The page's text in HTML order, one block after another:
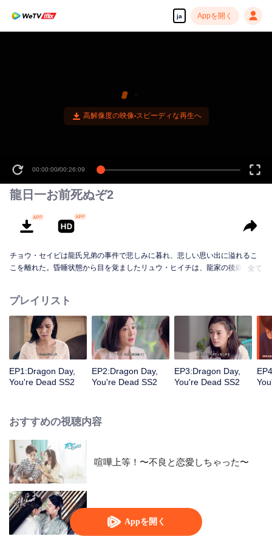
ja Appを開く
Appを開く
00:00:00/00:26:09
龍日一お前死ぬぞ2
チョウ・セイビは龍氏兄弟の事件で悲しみに暮れ、悲しい思い出に溢れるこ
こを離れた。昏睡状態から目を覚ましたリュウ・ヒイチは、龍家の後継者で
きたリュウ・カイイチは正式にリュウ・ヒイチに宣戦布告し、後継者の地位
の争いをスタートした。彼の身の回りにまた一人ラ・ヨウヨウという賢い女
の子が現れて、数人の生活は再び波乱を巻き起こす。
全て
プレイリスト
EP1:Dragon Day,
You're Dead SS2
EP2:Dragon Day,
You're Dead SS2
EP3:Dragon Day,
You're Dead SS2
おすすめの視聴内容
喧嘩上等！〜不良と恋愛しちゃった〜